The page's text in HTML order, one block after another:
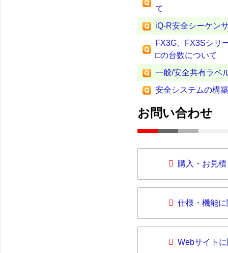
て
iQ-R安全シーケン
FX3G、FX3Sシリ
□の台数について
一般/安全共有ラベ
安全システムの構
お問い合わせ
購入・お見
仕様・機能
Webサイト